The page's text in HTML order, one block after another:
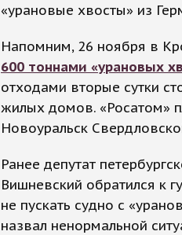
«урановые хвосты» из
Напомним, 26 ноября в
600 тоннами «урановых
отходами вторые сутки
жилых домов. «Росатом»
Новоуральск
Ранее депутат
Вишневский обратился к
не пускать судно с
назвал ненормальной